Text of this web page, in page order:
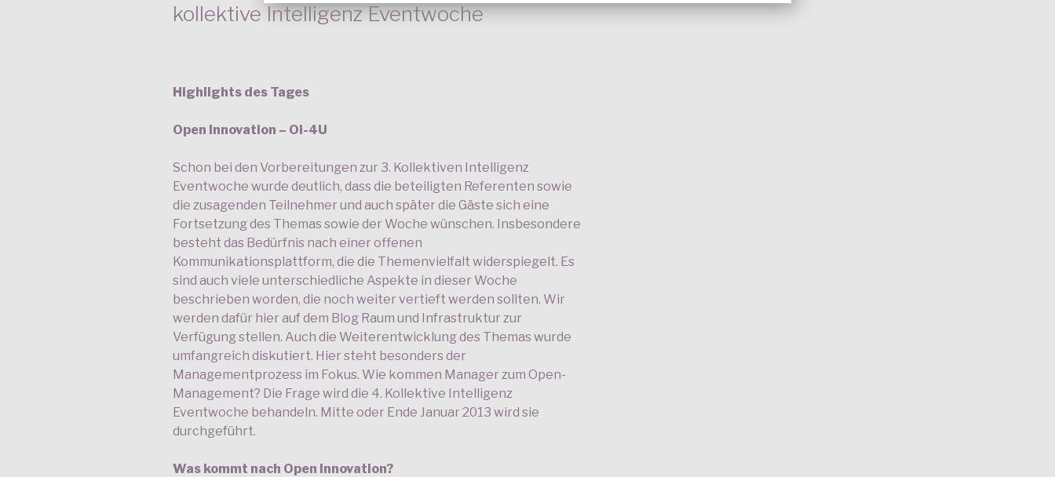
kollektive Intelligenz Eventwoche
Highlights des Tages
Open Innovation – OI-4U
Schon bei den Vorbereitungen zur 3. Kollektiven Intelligenz
Eventwoche wurde deutlich, dass die beteiligten Referenten sowie
die zusagenden Teilnehmer und auch später die Gäste sich eine
Fortsetzung des Themas sowie der Woche wünschen. Insbesondere
besteht das Bedürfnis nach einer offenen
Kommunikationsplattform, die die Themenvielfalt widerspiegelt. Es
sind auch viele unterschiedliche Aspekte in dieser Woche
beschrieben worden, die noch weiter vertieft werden sollten. Wir
werden dafür hier auf dem Blog Raum und Infrastruktur zur
Verfügung stellen. Auch die Weiterentwicklung des Themas wurde
umfangreich diskutiert. Hier steht besonders der
Managementprozess im Fokus. Wie kommen Manager zum Open-
Management? Die Frage wird die 4. Kollektive Intelligenz
Eventwoche behandeln. Mitte oder Ende Januar 2013 wird sie
durchgeführt.
Was kommt nach Open Innovation?